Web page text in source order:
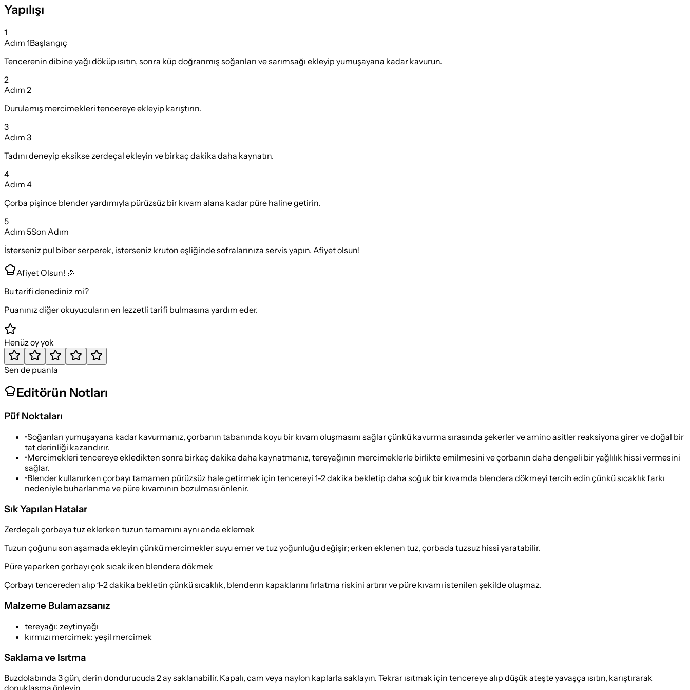
Yapılışı
1
Adım 1Başlangıç
Tencerenin dibine yağı döküp ısıtın, sonra küp doğranmış soğanları ve sarımsağı ekleyip yumuşayana kadar kavurun.
2
Adım 2
Durulamış mercimekleri tencereye ekleyip karıştırın.
3
Adım 3
Tadını deneyip eksikse zerdeçal ekleyin ve birkaç dakika daha kaynatın.
4
Adım 4
Çorba pişince blender yardımıyla pürüzsüz bir kıvam alana kadar püre haline getirin.
5
Adım 5Son Adım
İsterseniz pul biber serperek, isterseniz kruton eşliğinde sofralarınıza servis yapın. Afiyet olsun!
Afiyet Olsun! 🎉
Bu tarifi denediniz mi?
Puanınız diğer okuyucuların en lezzetli tarifi bulmasına yardım eder.
Henüz oy yok
Sen de puanla
Editörün Notları
Püf Noktaları
•Soğanları yumuşayana kadar kavurmanız, çorbanın tabanında koyu bir kıvam oluşmasını sağlar çünkü kavurma sırasında şekerler ve amino asitler reaksiyona girer ve doğal bir
tat derinliği kazandırır.
•Mercimekleri tencereye ekledikten sonra birkaç dakika daha kaynatmanız, tereyağının mercimeklerle birlikte emilmesini ve çorbanın daha dengeli bir yağlılık hissi vermesini
sağlar.
•Blender kullanırken çorbayı tamamen pürüzsüz hale getirmek için tencereyi 1-2 dakika bekletip daha soğuk bir kıvamda blendera dökmeyi tercih edin çünkü sıcaklık farkı
nedeniyle buharlanma ve püre kıvamının bozulması önlenir.
Sık Yapılan Hatalar
Zerdeçalı çorbaya tuz eklerken tuzun tamamını aynı anda eklemek
Tuzun çoğunu son aşamada ekleyin çünkü mercimekler suyu emer ve tuz yoğunluğu değişir; erken eklenen tuz, çorbada tuzsuz hissi yaratabilir.
Püre yaparken çorbayı çok sıcak iken blendera dökmek
Çorbayı tencereden alıp 1-2 dakika bekletin çünkü sıcaklık, blenderın kapaklarını fırlatma riskini artırır ve püre kıvamı istenilen şekilde oluşmaz.
Malzeme Bulamazsanız
tereyağı: zeytinyağı
kırmızı mercimek: yeşil mercimek
Saklama ve Isıtma
Buzdolabında 3 gün, derin dondurucuda 2 ay saklanabilir. Kapalı, cam veya naylon kaplarla saklayın. Tekrar ısıtmak için tencereye alıp düşük ateşte yavaşça ısıtın, karıştırarak